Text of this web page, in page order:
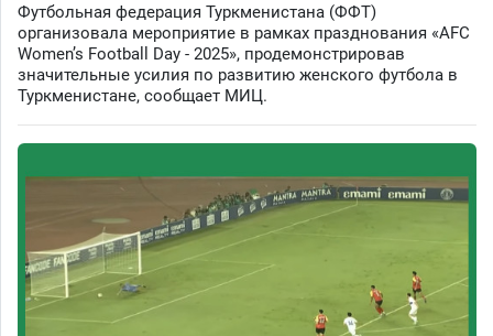
Футбольная федерация Туркменистана (ФФТ)
организовала мероприятие в рамках празднования «AFC
Women’s Football Day - 2025», продемонстрировав
значительные усилия по развитию женского футбола в
Туркменистане, сообщает МИЦ.